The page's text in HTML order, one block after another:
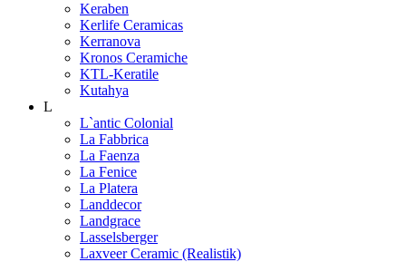
Keraben
Kerlife Ceramicas
Kerranova
Kronos Ceramiche
KTL-Keratile
Kutahya
L
L`antic Colonial
La Fabbrica
La Faenza
La Fenice
La Platera
Landdecor
Landgrace
Lasselsberger
Laxveer Ceramic (Realistik)